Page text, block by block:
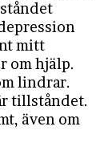
mitt
om hjälp.
lindrar.
tillståndet.
även om